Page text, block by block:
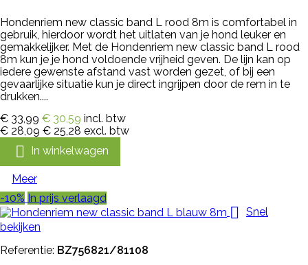
Hondenriem new classic band L rood 8m is comfortabel in
gebruik, hierdoor wordt het uitlaten van je hond leuker en
gemakkelijker. Met de Hondenriem new classic band L rood
8m kun je je hond voldoende vrijheid geven. De lijn kan op
iedere gewenste afstand vast worden gezet, of bij een
gevaarlijke situatie kun je direct ingrijpen door de rem in te
drukken....
€ 33,99 € 30,59 incl. btw
€ 28,09 € 25,28 excl. btw
 In winkelwagen
Meer
-10% In prijs verlaagd
 Snel
bekijken
Referentie: BZ756821/81108